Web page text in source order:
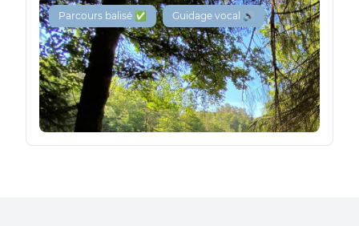
Parcours balisé ✅ Guidage vocal 🔊